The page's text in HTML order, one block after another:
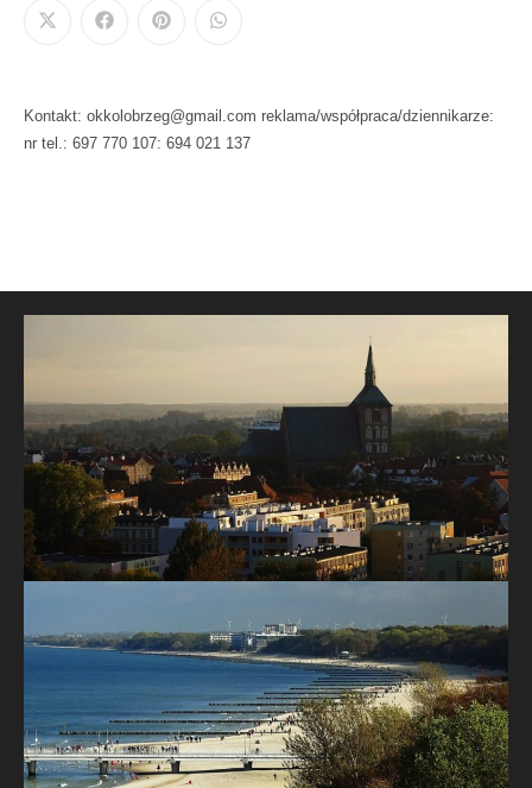
Kontakt: okkolobrzeg@gmail.com reklama/współpraca/dziennikarze:
nr tel.: 697 770 107: 694 021 137